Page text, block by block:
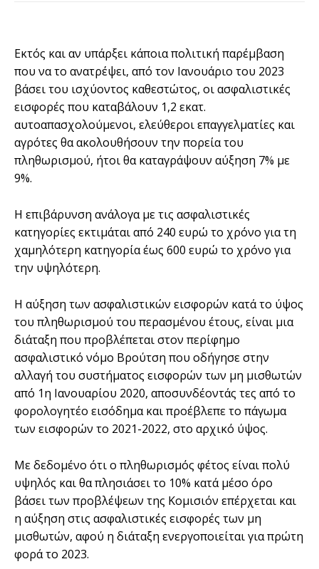
Εκτός και αν υπάρξει κάποια πολιτική παρέμβαση
που να το ανατρέψει, από τον Ιανουάριο του 2023
βάσει του ισχύοντος καθεστώτος, οι ασφαλιστικές
εισφορές που καταβάλουν 1,2 εκατ.
αυτοαπασχολούμενοι, ελεύθεροι επαγγελματίες και
αγρότες θα ακολουθήσουν την πορεία του
πληθωρισμού, ήτοι θα καταγράψουν αύξηση 7% με
9%.
Η επιβάρυνση ανάλογα με τις ασφαλιστικές
κατηγορίες εκτιμάται από 240 ευρώ το χρόνο για τη
χαμηλότερη κατηγορία έως 600 ευρώ το χρόνο για
την υψηλότερη.
Η αύξηση των ασφαλιστικών εισφορών κατά το ύψος
του πληθωρισμού του περασμένου έτους, είναι μια
διάταξη που προβλέπεται στον περίφημο
ασφαλιστικό νόμο Βρούτση που οδήγησε στην
αλλαγή του συστήματος εισφορών των μη μισθωτών
από 1η Ιανουαρίου 2020, αποσυνδέοντάς τες από το
φορολογητέο εισόδημα και προέβλεπε το πάγωμα
των εισφορών το 2021-2022, στο αρχικό ύψος.
Με δεδομένο ότι ο πληθωρισμός φέτος είναι πολύ
υψηλός και θα πλησιάσει το 10% κατά μέσο όρο
βάσει των προβλέψεων της Κομισιόν επέρχεται και
η αύξηση στις ασφαλιστικές εισφορές των μη
μισθωτών, αφού η διάταξη ενεργοποιείται για πρώτη
φορά το 2023.